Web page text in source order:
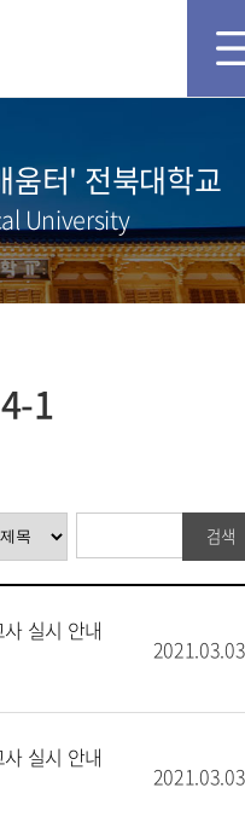
움터' 전북대학교
University
1
실시 안내
2021.03.03
실시 안내
2021.03.03